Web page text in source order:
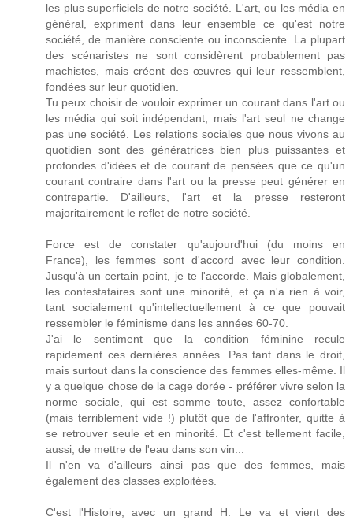
les plus superficiels de notre société. L'art, ou les média en
général, expriment dans leur ensemble ce qu'est notre
société, de manière consciente ou inconsciente. La plupart
des scénaristes ne sont considèrent probablement pas
machistes, mais créent des œuvres qui leur ressemblent,
fondées sur leur quotidien.
Tu peux choisir de vouloir exprimer un courant dans l'art ou
les média qui soit indépendant, mais l'art seul ne change
pas une société. Les relations sociales que nous vivons au
quotidien sont des génératrices bien plus puissantes et
profondes d'idées et de courant de pensées que ce qu'un
courant contraire dans l'art ou la presse peut générer en
contrepartie. D'ailleurs, l'art et la presse resteront
majoritairement le reflet de notre société.
Force est de constater qu'aujourd'hui (du moins en
France), les femmes sont d'accord avec leur condition.
Jusqu'à un certain point, je te l'accorde. Mais globalement,
les contestataires sont une minorité, et ça n'a rien à voir,
tant socialement qu'intellectuellement à ce que pouvait
ressembler le féminisme dans les années 60-70.
J'ai le sentiment que la condition féminine recule
rapidement ces dernières années. Pas tant dans le droit,
mais surtout dans la conscience des femmes elles-même. Il
y a quelque chose de la cage dorée - préférer vivre selon la
norme sociale, qui est somme toute, assez confortable
(mais terriblement vide !) plutôt que de l'affronter, quitte à
se retrouver seule et en minorité. Et c'est tellement facile,
aussi, de mettre de l'eau dans son vin...
Il n'en va d'ailleurs ainsi pas que des femmes, mais
également des classes exploitées.
C'est l'Histoire, avec un grand H. Le va et vient des